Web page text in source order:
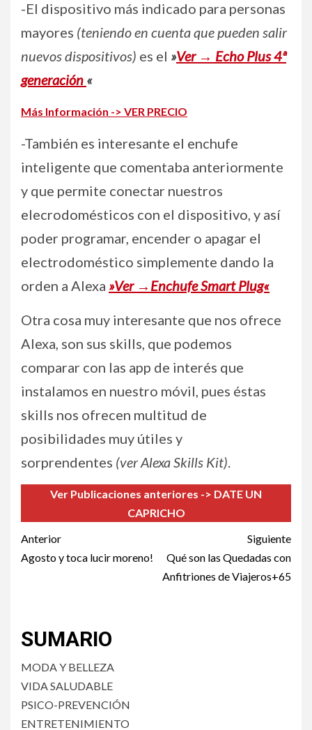
-El dispositivo más indicado para personas
mayores (teniendo en cuenta que pueden salir
nuevos dispositivos) es el »Ver → Echo Plus 4ª
generación «
Más Información -> VER PRECIO
-También es interesante el enchufe
inteligente que comentaba anteriormente
y que permite conectar nuestros
elecrodomésticos con el dispositivo, y así
poder programar, encender o apagar el
electrodoméstico simplemente dando la
orden a Alexa »Ver →Enchufe Smart Plug«
Otra cosa muy interesante que nos ofrece
Alexa, son sus skills, que podemos
comparar con las app de interés que
instalamos en nuestro móvil, pues éstas
skills nos ofrecen multitud de
posibilidades muy útiles y
sorprendentes (ver Alexa Skills Kit).
Ver Publicaciones anteriores -> DATE UN
CAPRICHO
Post
navigation
Anterior
Agosto y toca lucir moreno!
Siguiente
Qué son las Quedadas con
Anfitriones de Viajeros+65
SUMARIO
MODA Y BELLEZA
VIDA SALUDABLE
PSICO-PREVENCIÓN
ENTRETENIMIENTO